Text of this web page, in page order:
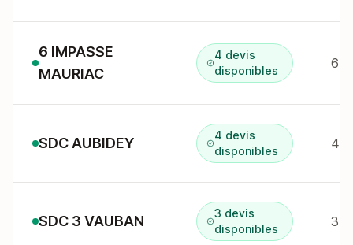
6 IMPASSE
MAURIAC
4 devis
disponibles
6
SDC AUBIDEY
4 devis
disponibles
43
SDC 3 VAUBAN
3 devis
disponibles
3